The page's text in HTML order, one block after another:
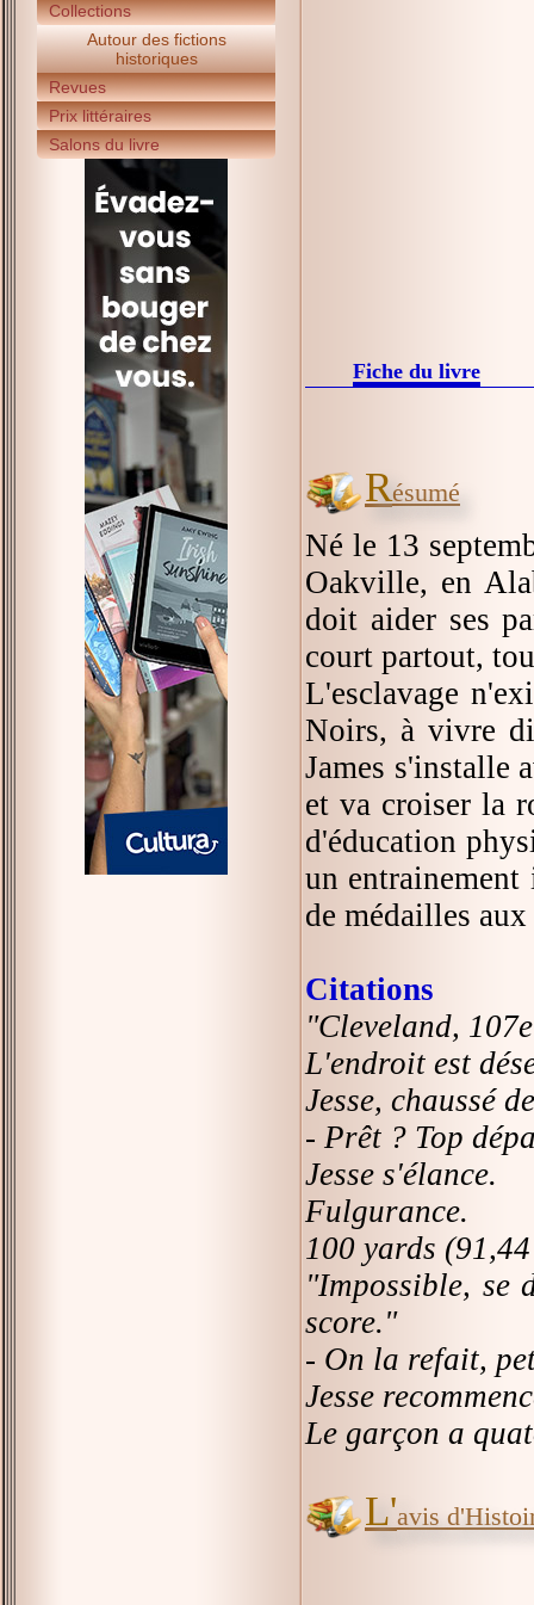
Collections
Autour des fictions
historiques
Revues
Prix littéraires
Salons du livre
Fiche du livre
Résumé
Né le 13
Oakville, en
doit aider ses
court partout,
L'esclavage
Noirs, à vivre
James s'installe
et va croiser la
d'éducation
un entrainement
de médailles
Citations
"Cleveland,
L'endroit est
Jesse, chaussé
- Prêt ? Top
Jesse s'élance.
Fulgurance.
100 yards
"Impossible, se
score."
- On la refait,
Jesse
Le garçon a
L'avis